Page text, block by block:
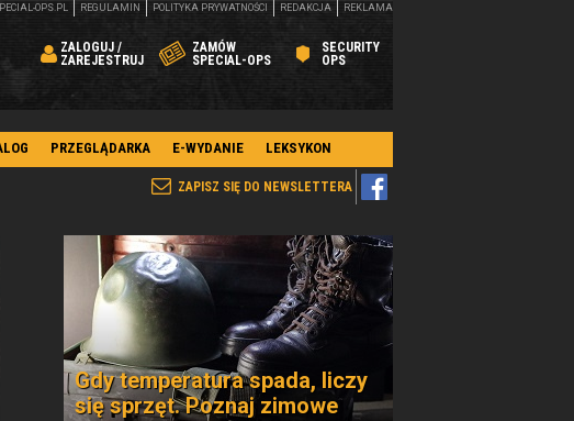
ZALOGUJ /
ZAREJESTRUJ
ZAMÓW
SPECIAL-OPS
SECURITY
OPS
OPS.PL REGULAMIN POLITYKA PRYWATNOŚCI REDAKCJA REKLAMA
PRZEGLĄDARKA E-WYDANIE LEKSYKON
ZAPISZ SIĘ DO NEWSLETTERA
Gdy temperatura spada, liczy
się sprzęt. Poznaj zimowe